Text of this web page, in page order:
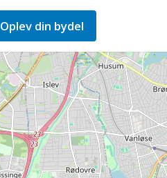
Oplev din bydel